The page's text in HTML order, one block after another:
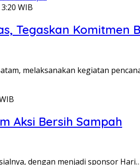
WIB
Tegaskan Komitmen
melaksanakan kegiatan
Aksi Bersih Sampah
dengan menjadi sponsor